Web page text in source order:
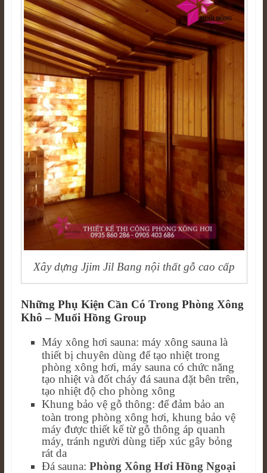
Xây dựng Jjim Jil Bang nội thất gỗ cao cấp
Những Phụ Kiện Cần Có Trong Phòng Xông
Khô – Muối Hồng Group
Máy xông hơi sauna: máy xông sauna là
thiết bị chuyên dùng để tạo nhiệt trong
phòng xông hơi, máy sauna có chức năng
tạo nhiệt và đốt cháy đá sauna đặt bên trên,
tạo nhiệt độ cho phòng xông
Khung bảo vệ gỗ thông: để đảm bảo an
toàn trong phòng xông hơi, khung bảo vệ
máy được thiết kế từ gỗ thông áp quanh
máy, tránh người dùng tiếp xúc gây bỏng
rát da
Đá sauna: Phòng Xông Hơi Hồng Ngoại